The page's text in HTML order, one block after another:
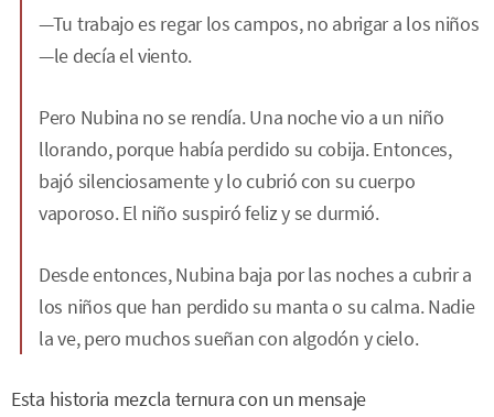
—Tu trabajo es regar los campos, no abrigar a los niños
—le decía el viento.
Pero Nubina no se rendía. Una noche vio a un niño
llorando, porque había perdido su cobija. Entonces,
bajó silenciosamente y lo cubrió con su cuerpo
vaporoso. El niño suspiró feliz y se durmió.
Desde entonces, Nubina baja por las noches a cubrir a
los niños que han perdido su manta o su calma. Nadie
la ve, pero muchos sueñan con algodón y cielo.
Esta historia mezcla ternura con un mensaje